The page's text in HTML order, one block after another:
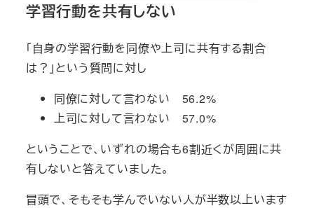
学習行動を共有しない
「自身の学習行動を同僚や上司に共有する割合
は？」という質問に対し
同僚に対して言わない 56.2%
上司に対して言わない 57.0%
ということで、いずれの場合も6割近くが周囲に共
有しないと答えていました。
冒頭で、そもそも学んでいない人が半数以上います